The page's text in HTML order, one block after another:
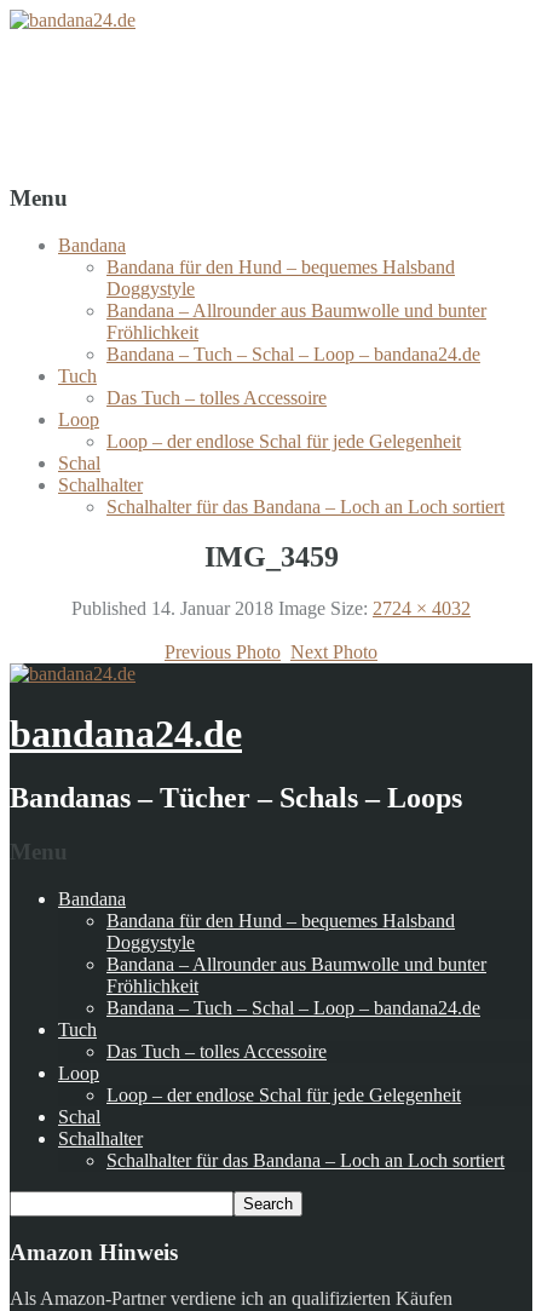
Menu
Bandana
Bandana für den Hund – bequemes Halsband
Doggystyle
Bandana – Allrounder aus Baumwolle und bunter
Fröhlichkeit
Bandana – Tuch – Schal – Loop – bandana24.de
Tuch
Das Tuch – tolles Accessoire
Loop
Loop – der endlose Schal für jede Gelegenheit
Schal
Schalhalter
Schalhalter für das Bandana – Loch an Loch sortiert
IMG_3459
Published 14. Januar 2018 Image Size: 2724 × 4032
Previous Photo Next Photo
bandana24.de
Bandanas – Tücher – Schals – Loops
Menu
Bandana
Bandana für den Hund – bequemes Halsband
Doggystyle
Bandana – Allrounder aus Baumwolle und bunter
Fröhlichkeit
Bandana – Tuch – Schal – Loop – bandana24.de
Tuch
Das Tuch – tolles Accessoire
Loop
Loop – der endlose Schal für jede Gelegenheit
Schal
Schalhalter
Schalhalter für das Bandana – Loch an Loch sortiert
Amazon Hinweis
Als Amazon-Partner verdiene ich an qualifizierten Käufen